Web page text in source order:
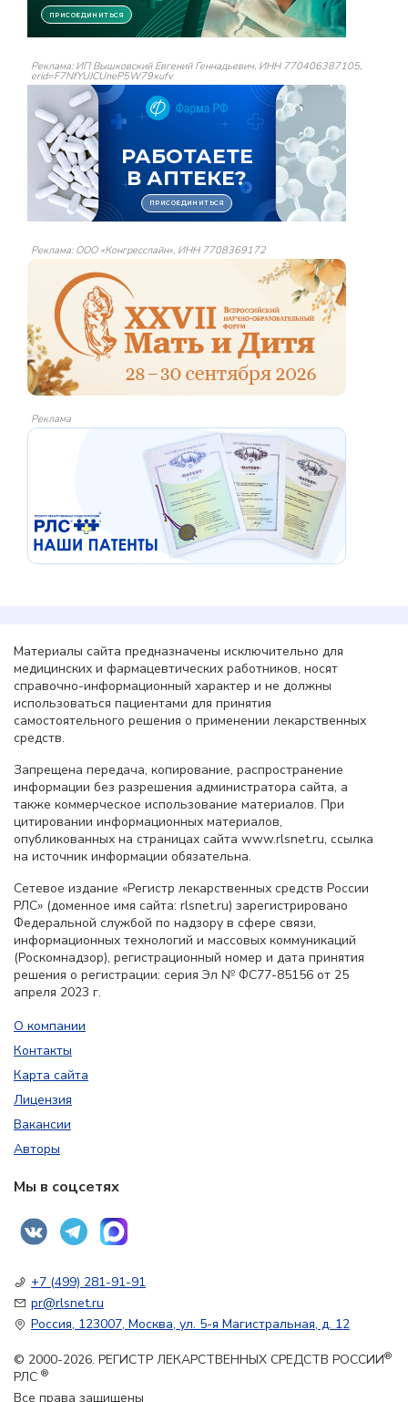
Реклама: ИП Вышковский Евгений Геннадьевич, ИНН 770406387105,
erid=F7NfYUJCUneP5W79xufv
Реклама: ООО «Конгресслайн», ИНН 7708369172
Реклама
Материалы сайта предназначены исключительно для
медицинских и фармацевтических работников, носят
справочно-информационный характер и не должны
использоваться пациентами для принятия
самостоятельного решения о применении лекарственных
средств.
Запрещена передача, копирование, распространение
информации без разрешения администратора сайта, а
также коммерческое использование материалов. При
цитировании информационных материалов,
опубликованных на страницах сайта www.rlsnet.ru, ссылка
на источник информации обязательна.
Сетевое издание «Регистр лекарственных средств России
РЛС» (доменное имя сайта: rlsnet.ru) зарегистрировано
Федеральной службой по надзору в сфере связи,
информационных технологий и массовых коммуникаций
(Роскомнадзор), регистрационный номер и дата принятия
решения о регистрации: серия Эл № ФС77-85156 от 25
апреля 2023 г.
О компании
Контакты
Карта сайта
Лицензия
Вакансии
Авторы
Мы в соцсетях
+7 (499) 281-91-91
pr@rlsnet.ru
Россия, 123007, Москва, ул. 5-я Магистральная, д. 12
© 2000-2026. РЕГИСТР ЛЕКАРСТВЕННЫХ СРЕДСТВ РОССИИ®
РЛС ®
Все права защищены